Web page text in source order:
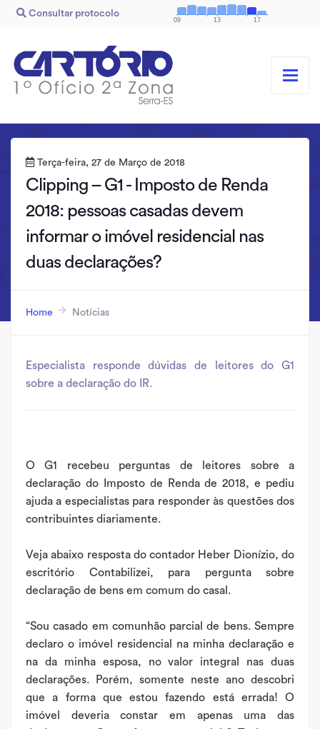
Consultar protocolo
09 13 17
Terça-feira, 27 de Março de 2018
Clipping – G1 - Imposto de Renda
2018: pessoas casadas devem
informar o imóvel residencial nas
duas declarações?
Home Notícias
Especialista responde dúvidas de leitores do G1
sobre a declaração do IR.
O G1 recebeu perguntas de leitores sobre a
declaração do Imposto de Renda de 2018, e pediu
ajuda a especialistas para responder às questões dos
contribuintes diariamente.
Veja abaixo resposta do contador Heber Dionízio, do
escritório Contabilizei, para pergunta sobre
declaração de bens em comum do casal.
“Sou casado em comunhão parcial de bens. Sempre
declaro o imóvel residencial na minha declaração e
na da minha esposa, no valor integral nas duas
declarações. Porém, somente neste ano descobri
que a forma que estou fazendo está errada! O
imóvel deveria constar em apenas uma das